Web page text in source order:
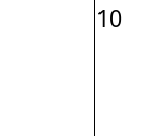
10